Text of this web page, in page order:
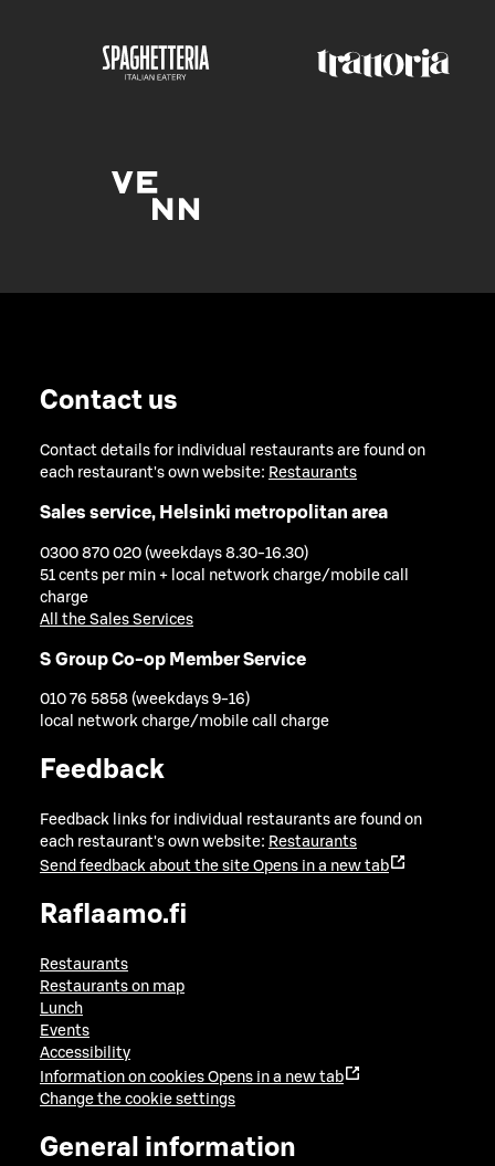
Contact us
Contact details for individual restaurants are found on
each restaurant's own website: Restaurants
Sales service, Helsinki metropolitan area
0300 870 020 (weekdays 8.30-16.30)
51 cents per min + local network charge/mobile call
charge
All the Sales Services
S Group Co-op Member Service
010 76 5858 (weekdays 9-16)
local network charge/mobile call charge
Feedback
Feedback links for individual restaurants are found on
each restaurant's own website: Restaurants
Send feedback about the site Opens in a new tab
Raflaamo.fi
Restaurants
Restaurants on map
Lunch
Events
Accessibility
Information on cookies Opens in a new tab
Change the cookie settings
General information